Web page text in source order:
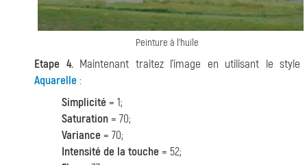
Peinture à l'huile
Etape 4.Maintenant traitez l'image en utilisant le style
Aquarelle:
Simplicité= 1;
Saturation= 70;
Variance= 70;
Intensité de la touche= 52;